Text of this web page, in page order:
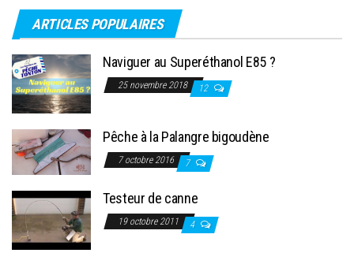
ARTICLES POPULAIRES
Naviguer au Superéthanol E85 ?
25 novembre 2018 12
Pêche à la Palangre bigoudène
7 octobre 2016 7
Testeur de canne
19 octobre 2011 4